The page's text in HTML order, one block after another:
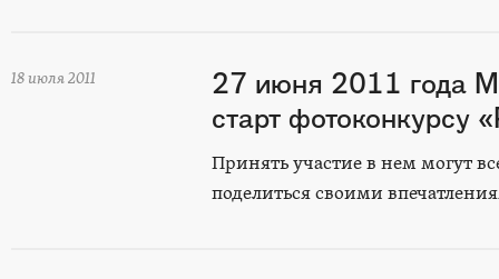
18 июля 2011
27 июня 2011 года
старт фотоконкурсу
Принять участие в нем могут
поделиться своими